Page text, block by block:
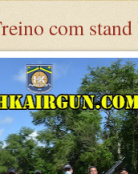
com